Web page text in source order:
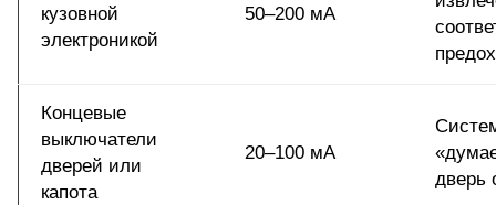
кузовной
электроникой
50–200 мА
Концевые
выключатели
дверей или
капота
20–100 мА
дверь